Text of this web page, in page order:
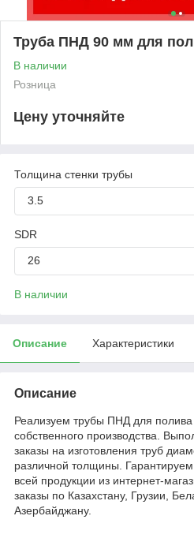
Труба ПНД 90 мм для
В наличии
Розница
Цену уточняйте
Толщина стенки трубы
3.5
SDR
26
В наличии
Описание Характеристики
Описание
Реализуем трубы ПНД для
собственного производства.
заказы на изготовления труб
различной толщины.
всей продукции из интернет-
заказы по Казахстану, Грузии,
Азербайджану.